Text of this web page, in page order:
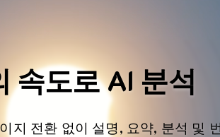
속도로 AI 분석
지 전환 없이 설명, 요약, 분석 및